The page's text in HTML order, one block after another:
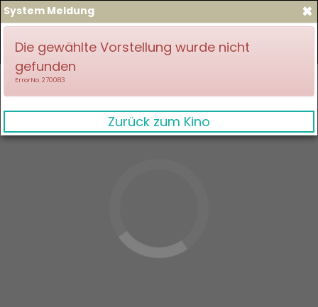
×
System Meldung
Die gewählte Vorstellung wurde nicht
gefunden
ErrorNo. 270083
Zurück zum Kino